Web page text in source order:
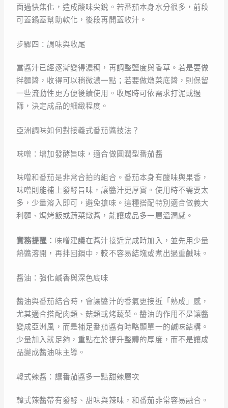
面過快焦化，造成酸味尖銳。若番茄本身水分很多，前段
可蓋鍋蓋幫助軟化，後段再開蓋收汁。
步驟四：調味與收尾
當醬汁已經逐漸變得濃稠，再調整鹽度與香草。若是要做
拌麵醬，收得可以稍微濃一點；若要做燉菜底醬，則保留
一些流動性更方便後續使用。收尾時可依需求打泥或過
篩，決定成品的細緻程度。
亞洲調味如何對接義式番茄醬技法？
味噌：增加發酵旨味，適合做圓潤型番茄醬
味噌和番茄是非常合拍的組合。番茄本身有酸味與果香，
味噌則能補上發酵旨味，讓醬汁更厚實。使用時不需要太
多，少量溶入即可，避免搶味。這種搭配特別適合做義大
利麵、焗烤飯或蔬菜燉醬，能讓成品多一層溫潤感。
實務提醒： 味噌建議在醬汁接近完成時加入，並先用少量
熱醬溶開，再拌回鍋中，較不容易結塊或煮出過重鹹味。
醬油：強化鹹香與深色底味
醬油與番茄結合時，會讓醬汁的香氣更接近「熟成」感，
尤其適合搭配肉類、菇類或烤蔬菜。醬油的作用不是讓醬
變成亞洲風，而是補足番茄醬有時略顯單一的鹹味結構。
少量加入就足夠，重點在於提升整體的厚度，而不是讓成
品變成醬油味主導。
韓式辣醬：讓番茄醬多一點甜辣層次
韓式辣醬帶有發酵、甜味與辣味，和番茄非常容易融合。